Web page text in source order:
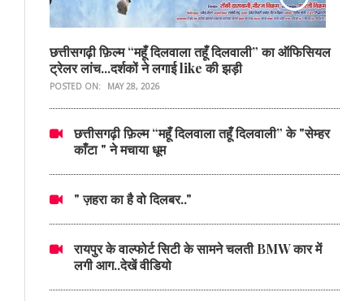
छत्तीसगढ़ी फ़िल्म “महूँ दिलवाला तहूँ दिलवाली” का ऑफिसियल
ट्रेलर लांच...दर्शकों ने लगाई like की झड़ी
POSTED ON: MAY 28, 2026
छत्तीसगढ़ी फ़िल्म “महूँ दिलवाला तहूँ दिलवाली” के "सेम्हर
काँटा " ने मचाया धूम
" ज़हरा का है वो दिलबर.."
रायपुर के वाल्फोर्ट सिटी के सामने चलती BMW कार में
लगी आग..देखें वीडियो